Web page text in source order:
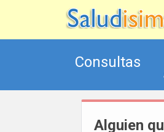
Consultas
Alguien